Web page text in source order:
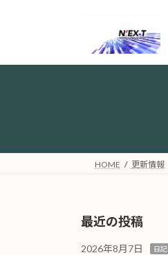
プ
動
HOME 更新情報
最近の投稿
2026年8月7日 日記